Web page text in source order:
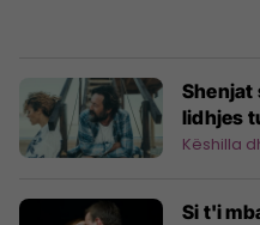
Shenjat
lidhjes
Këshilla
Si t'i